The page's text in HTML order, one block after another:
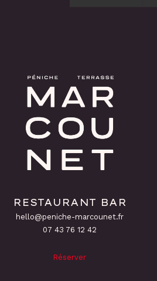
RESTAURANT BAR
hello@peniche-marcounet.fr
‭07 43 76 12 42
Réserver